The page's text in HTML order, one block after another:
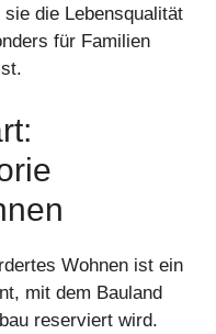
die Lebensqualität
für Familien
Wohnen ist ein
mit dem Bauland
reserviert wird.